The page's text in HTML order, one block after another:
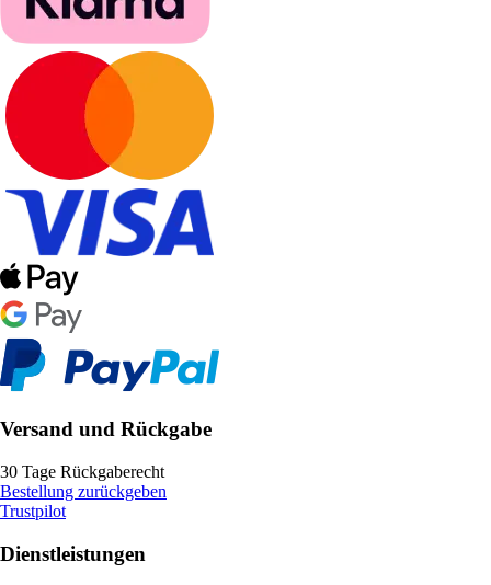
Versand und Rückgabe
30 Tage Rückgaberecht
Bestellung zurückgeben
Trustpilot
Dienstleistungen